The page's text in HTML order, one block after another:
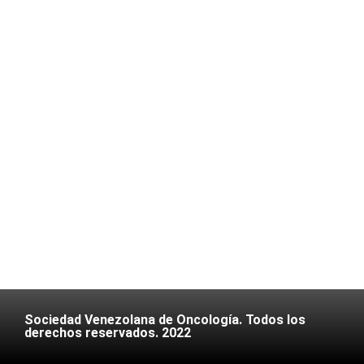
Sociedad Venezolana de Oncología. Todos los
derechos reservados. 2022